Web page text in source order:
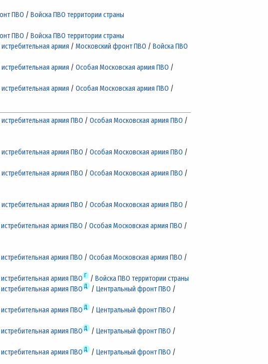
ПВО /Войска ПВО территории страны
ПВО /Войска ПВО территории страны
армия /Московский фронт ПВО /Войска ПВО
армия /Особая Московская армия ПВО /
армия /Особая Московская армия ПВО /
армия ПВО /Особая Московская армия ПВО /
армия ПВО /Особая Московская армия ПВО /
армия ПВО /Особая Московская армия ПВО /
армия ПВО /Особая Московская армия ПВО /
армия ПВО /Особая Московская армия ПВО /
армия ПВО /Особая Московская армия ПВО /
армия ПВО Г /Войска ПВО территории страны
армия ПВО Д /Центральный фронт ПВО /
армия ПВО Д /Центральный фронт ПВО /
армия ПВО Д /Центральный фронт ПВО /
армия ПВО Д /Центральный фронт ПВО /